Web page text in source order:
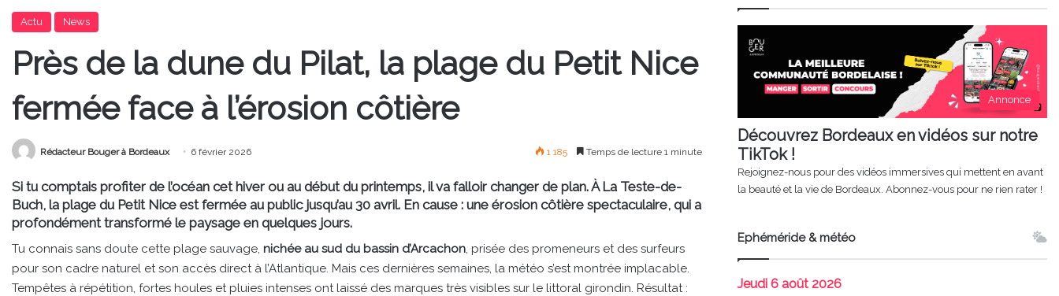
Actu News
Près de la dune du Pilat, la plage du Petit Nice
fermée face à l’érosion côtière
Rédacteur Bouger à Bordeaux 6 février 2026 1 185 Temps de lecture 1 minute
Si tu comptais profiter de l’océan cet hiver ou au début du printemps, il va falloir changer de plan. À La Teste-de-
Buch, la plage du Petit Nice est fermée au public jusqu’au 30 avril. En cause : une érosion côtière spectaculaire, qui a
profondément transformé le paysage en quelques jours.
Tu connais sans doute cette plage sauvage, nichée au sud du bassin d’Arcachon, prisée des promeneurs et des surfeurs
pour son cadre naturel et son accès direct à l’Atlantique. Mais ces dernières semaines, la météo s’est montrée implacable.
Tempêtes à répétition, fortes houles et pluies intenses ont laissé des marques très visibles sur le littoral girondin. Résultat :
Annonce
Découvrez Bordeaux en vidéos sur notre
TikTok !
Rejoignez-nous pour des vidéos immersives qui mettent en avant
la beauté et la vie de Bordeaux. Abonnez-vous pour ne rien rater !
Ephéméride & météo
Jeudi 6 août 2026